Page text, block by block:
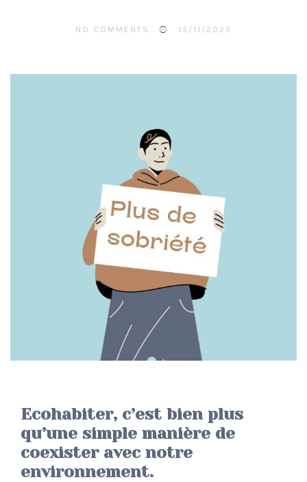
NO COMMENTS 15/11/2023
Ecohabiter, c’est bien plus
qu’une simple manière de
coexister avec notre
environnement.